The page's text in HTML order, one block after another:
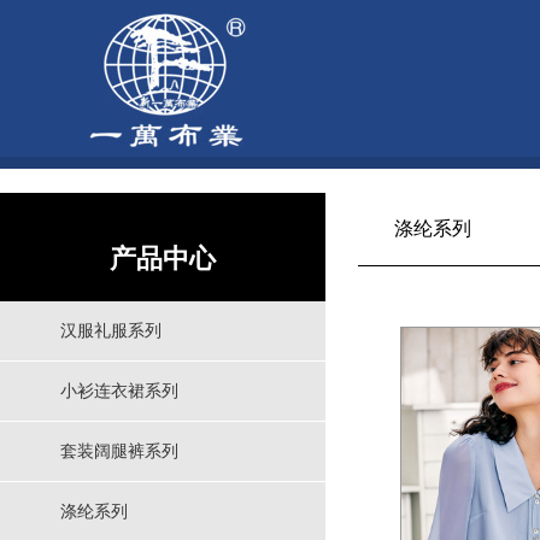
产品中心
汉服礼服系列
小衫连衣裙系列
套装阔腿裤系列
涤纶系列
涤纶系列